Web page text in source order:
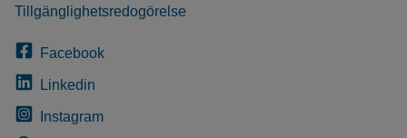
Tillgänglighetsredogörelse
Facebook
Linkedin
Instagram